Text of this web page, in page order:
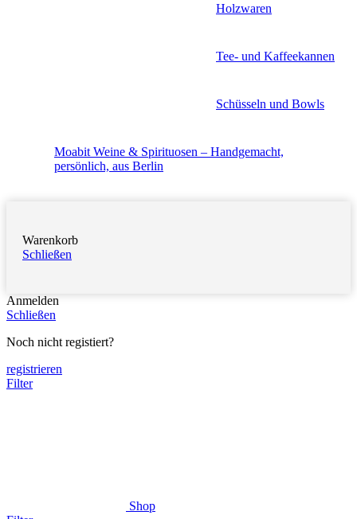
Holzwaren
Tee- und Kaffeekannen
Schüsseln und Bowls
Moabit Weine & Spirituosen – Handgemacht,
persönlich, aus Berlin
Warenkorb
Schließen
Anmelden
Schließen
Noch nicht registiert?
registrieren
Filter
Shop